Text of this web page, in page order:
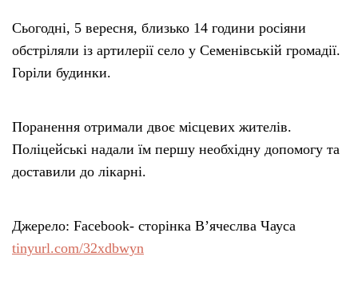
Тендери
Сьогодні, 5 вересня, близько 14 години росіяни
обстріляли із артилерії село у Семенівській громадії.
Горіли будинки.
Поранення отримали двоє місцевих жителів.
Поліцейські надали їм першу необхідну допомогу та
доставили до лікарні.
Джерело: Facebook- сторінка В’ячеслва Чауса
tinyurl.com/32xdbwyn